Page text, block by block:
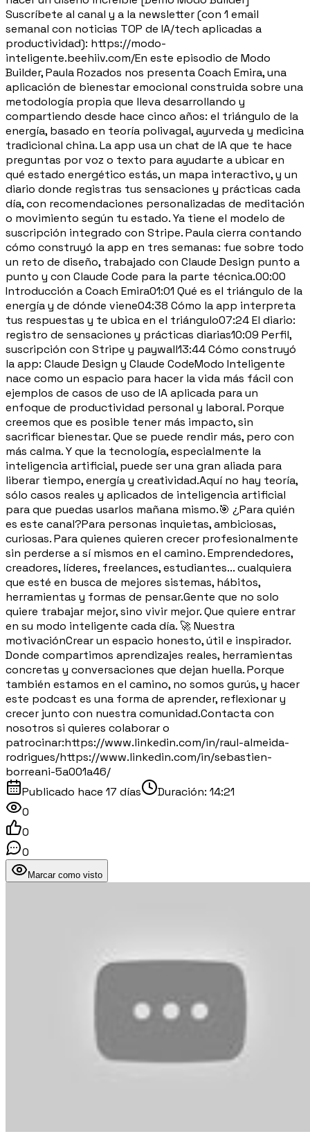
Suscríbete al canal y a la newsletter (con 1 email
semanal con noticias TOP de IA/tech aplicadas a
productividad): https://modo-
inteligente.beehiiv.com/En este episodio de Modo
Builder, Paula Rozados nos presenta Coach Emira, una
aplicación de bienestar emocional construida sobre una
metodología propia que lleva desarrollando y
compartiendo desde hace cinco años: el triángulo de la
energía, basado en teoría polivagal, ayurveda y medicina
tradicional china. La app usa un chat de IA que te hace
preguntas por voz o texto para ayudarte a ubicar en
qué estado energético estás, un mapa interactivo, y un
diario donde registras tus sensaciones y prácticas cada
día, con recomendaciones personalizadas de meditación
o movimiento según tu estado. Ya tiene el modelo de
suscripción integrado con Stripe. Paula cierra contando
cómo construyó la app en tres semanas: fue sobre todo
un reto de diseño, trabajado con Claude Design punto a
punto y con Claude Code para la parte técnica.00:00
Introducción a Coach Emira01:01 Qué es el triángulo de la
energía y de dónde viene04:38 Cómo la app interpreta
tus respuestas y te ubica en el triángulo07:24 El diario:
registro de sensaciones y prácticas diarias10:09 Perfil,
suscripción con Stripe y paywall13:44 Cómo construyó
la app: Claude Design y Claude CodeModo Inteligente
nace como un espacio para hacer la vida más fácil con
ejemplos de casos de uso de IA aplicada para un
enfoque de productividad personal y laboral. Porque
creemos que es posible tener más impacto, sin
sacrificar bienestar. Que se puede rendir más, pero con
más calma. Y que la tecnología, especialmente la
inteligencia artificial, puede ser una gran aliada para
liberar tiempo, energía y creatividad.Aquí no hay teoría,
sólo casos reales y aplicados de inteligencia artificial
para que puedas usarlos mañana mismo.🎯 ¿Para quién
es este canal?Para personas inquietas, ambiciosas,
curiosas. Para quienes quieren crecer profesionalmente
sin perderse a sí mismos en el camino. Emprendedores,
creadores, líderes, freelances, estudiantes... cualquiera
que esté en busca de mejores sistemas, hábitos,
herramientas y formas de pensar.Gente que no solo
quiere trabajar mejor, sino vivir mejor. Que quiere entrar
en su modo inteligente cada día. 🚀 Nuestra
motivaciónCrear un espacio honesto, útil e inspirador.
Donde compartimos aprendizajes reales, herramientas
concretas y conversaciones que dejan huella. Porque
también estamos en el camino, no somos gurús, y hacer
este podcast es una forma de aprender, reflexionar y
crecer junto con nuestra comunidad.Contacta con
nosotros si quieres colaborar o
patrocinar:https://www.linkedin.com/in/raul-almeida-
rodrigues/https://www.linkedin.com/in/sebastien-
borreani-5a001a46/
Publicado hace 17 días Duración: 14:21
0
0
0
Marcar como visto